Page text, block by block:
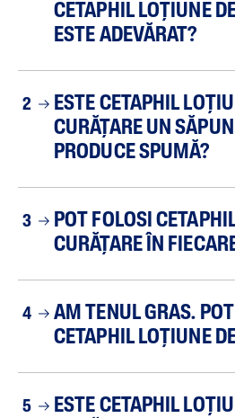
CETAPHIL LOȚIUNE
ESTE ADEVĂRAT?
2
ESTE CETAPHIL
CURĂȚARE UN
PRODUCE SPUMĂ?
3
POT FOLOSI
CURĂȚARE ÎN
4
AM TENUL GRAS.
CETAPHIL LOȚIUNE
5
ESTE CETAPHIL